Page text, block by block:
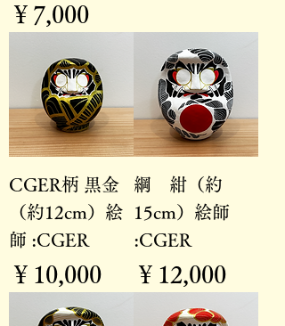
価格
￥7,000
CGER柄 黒金
（約12cm）絵
師 :CGER
価格
￥10,000
綱 紺（約
15cm）絵師
:CGER
価格
￥12,000